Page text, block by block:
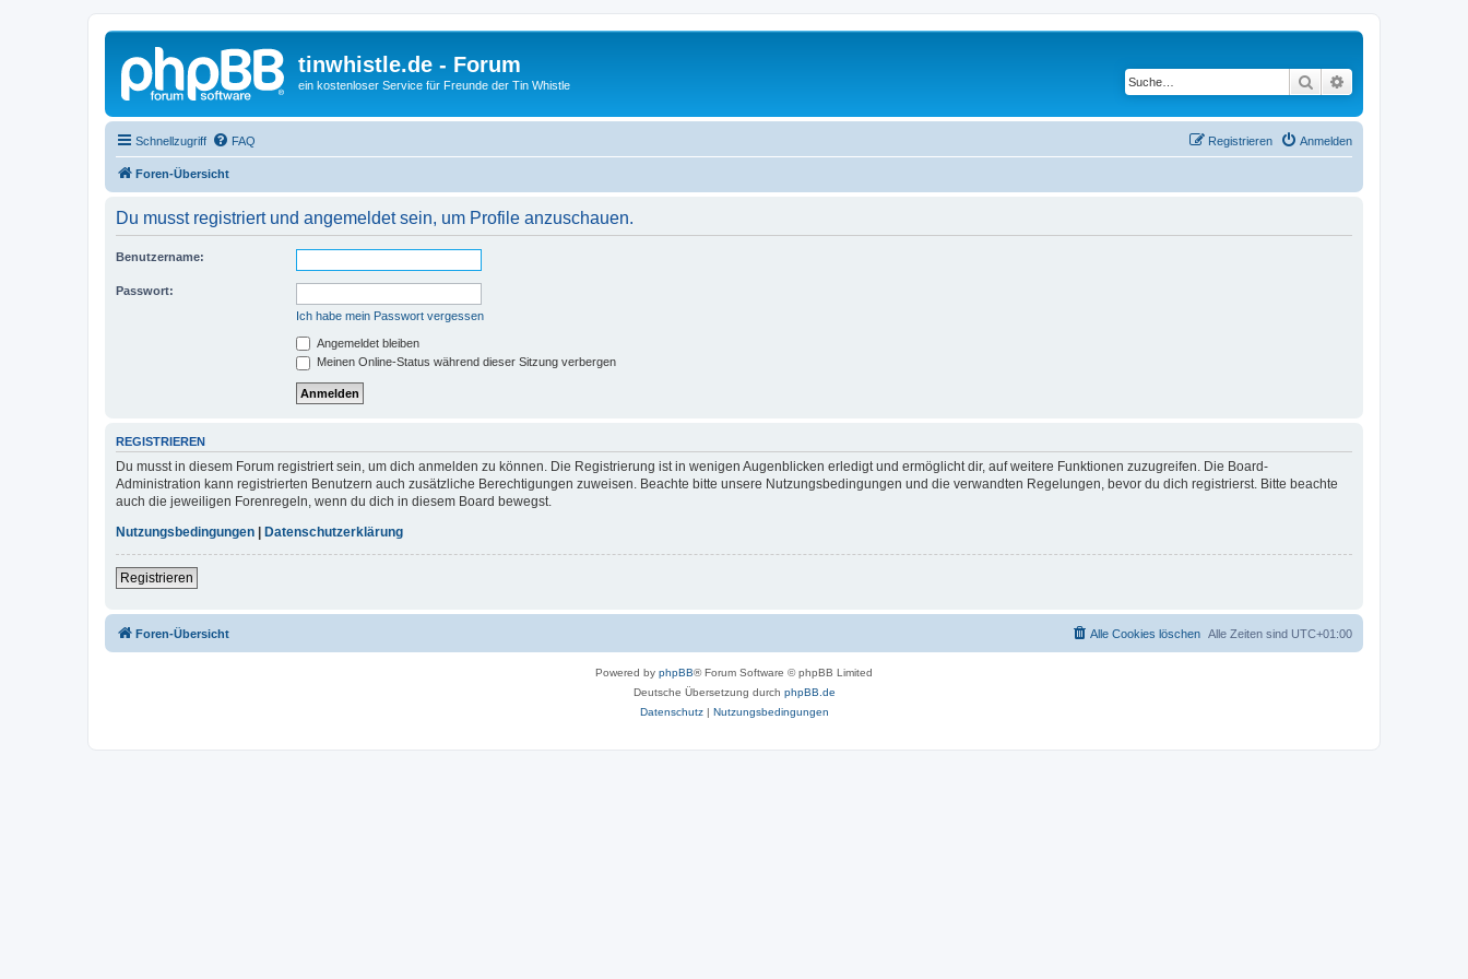
tinwhistle.de - Forum
ein kostenloser Service für Freunde der Tin Whistle Suche
Schnellzugriff FAQ Anmelden
Registrieren
Foren-Übersicht
Du musst registriert und angemeldet sein, um Profile anzuschauen.
Benutzername:
Passwort:
Ich habe mein Passwort vergessen
Angemeldet bleiben
Meinen Online-Status während dieser Sitzung verbergen
REGISTRIEREN
Du musst in diesem Forum registriert sein, um dich anmelden zu können. Die Registrierung ist in wenigen Augenblicken erledigt und ermöglicht dir, auf weitere Funktionen zuzugreifen. Die Board-
Administration kann registrierten Benutzern auch zusätzliche Berechtigungen zuweisen. Beachte bitte unsere Nutzungsbedingungen und die verwandten Regelungen, bevor du dich registrierst. Bitte beachte
auch die jeweiligen Forenregeln, wenn du dich in diesem Board bewegst.
Nutzungsbedingungen
Datenschutzerklärung
Registrieren
Foren-Übersicht Alle Zeiten sind UTC+01:00
Alle Cookies löschen
Powered by phpBB® Forum Software © phpBB Limited
Deutsche Übersetzung durch phpBB.de
Datenschutz| Nutzungsbedingungen